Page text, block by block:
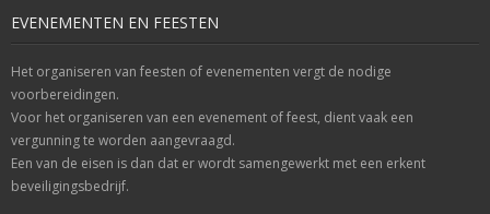
EVENEMENTEN EN FEESTEN
Het organiseren van feesten of evenementen vergt de nodige
voorbereidingen.
Voor het organiseren van een evenement of feest, dient vaak een
vergunning te worden aangevraagd.
Een van de eisen is dan dat er wordt samengewerkt met een erkent
beveiligingsbedrijf.